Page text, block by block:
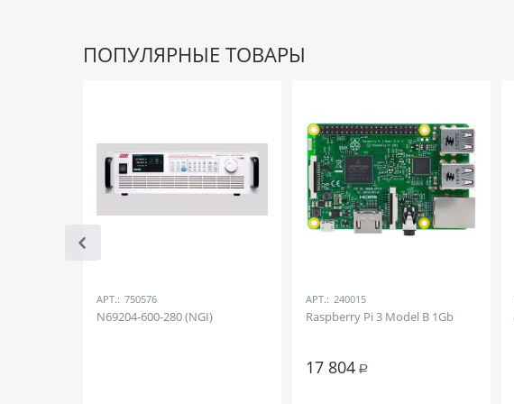
ПОПУЛЯРНЫЕ ТОВАРЫ
АРТ.: 750576
N69204-600-280 (NGI)
АРТ.: 240015
Raspberry Pi 3 Model B 1Gb
17 804 Р